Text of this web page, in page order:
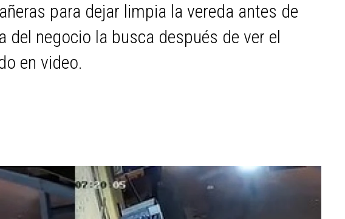
para dejar limpia la vereda antes de
del negocio la busca después de ver el
en video.